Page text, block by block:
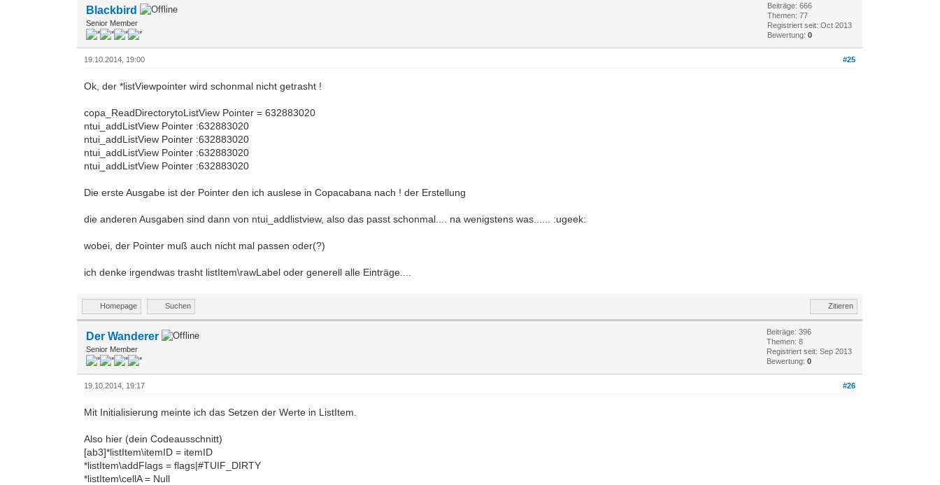
Blackbird
Senior Member
Beiträge: 666
Themen: 77
Registriert seit: Oct 2013
Bewertung:0
#25
19.10.2014, 19:00
Ok, der *listViewpointer wird schonmal nicht getrasht !
copa_ReadDirectorytoListView Pointer = 632883020
ntui_addListView Pointer :632883020
ntui_addListView Pointer :632883020
ntui_addListView Pointer :632883020
ntui_addListView Pointer :632883020
Die erste Ausgabe ist der Pointer den ich auslese in Copacabana nach ! der Erstellung
die anderen Ausgaben sind dann von ntui_addlistview, also das passt schonmal.... na wenigstens was...... :ugeek:
wobei, der Pointer muß auch nicht mal passen oder(?)
ich denke irgendwas trasht listItem\rawLabel oder generell alle Einträge....
Homepage Suchen Zitieren
Der Wanderer
Senior Member
Beiträge: 396
Themen: 8
Registriert seit: Sep 2013
Bewertung:0
#26
19.10.2014, 19:17
Mit Initialisierung meinte ich das Setzen der Werte in ListItem.
Also hier (dein Codeausschnitt)
[ab3]*listItem\itemID = itemID
*listItem\addFlags = flags|#TUIF_DIRTY
*listItem\cellA = Null